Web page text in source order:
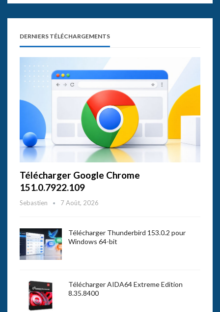
DERNIERS TÉLÉCHARGEMENTS
Télécharger Google Chrome
151.0.7922.109
Sebastien 7 Août, 2026
Télécharger Thunderbird 153.0.2 pour
Windows 64-bit
Télécharger AIDA64 Extreme Edition
8.35.8400